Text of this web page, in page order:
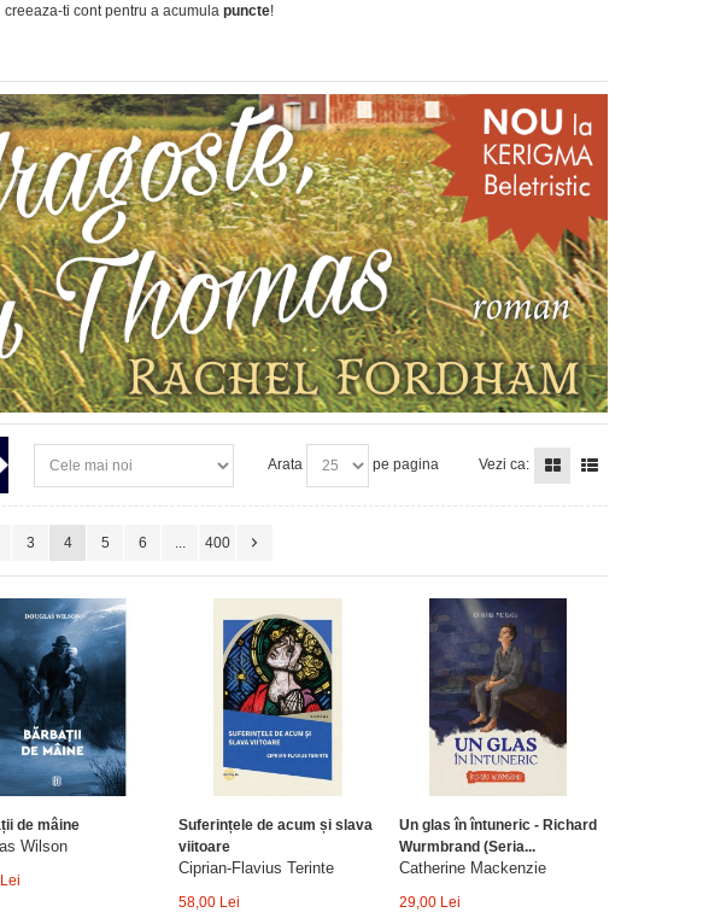
creeaza-ti contpentru a acumula puncte!
Arata pe pagina Vezi ca:
3 4 5 6 ... 400
de mâine
Wilson
Suferințele de acum și slava
viitoare
Ciprian-Flavius Terinte
58,00 Lei
Un glas în întuneric - Richard
Wurmbrand (Seria...
Catherine Mackenzie
29,00 Lei